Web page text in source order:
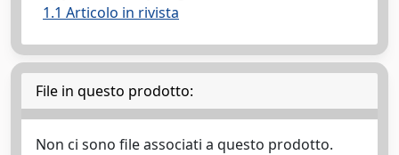
1.1 Articolo in rivista
File in questo prodotto:
Non ci sono file associati a questo prodotto.